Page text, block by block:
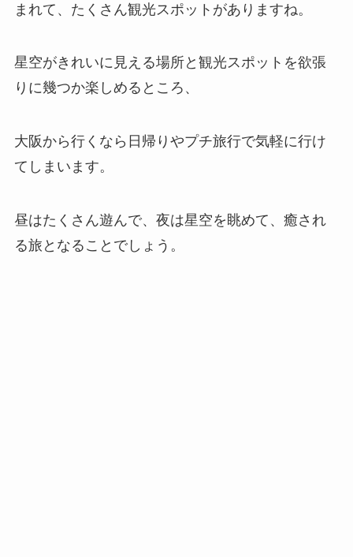
まれて、たくさん観光スポットがありますね。
星空がきれいに見える場所と観光スポットを欲張
りに幾つか楽しめるところ、
大阪から行くなら日帰りやプチ旅行で気軽に行け
てしまいます。
昼はたくさん遊んで、夜は星空を眺めて、癒され
る旅となることでしょう。